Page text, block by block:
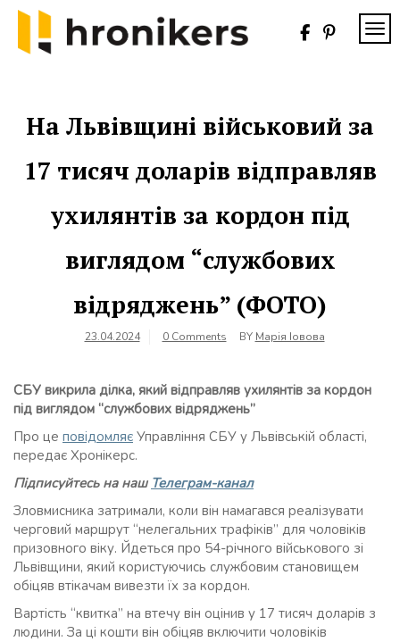
Skip
content
На Львівщині військовий за
17 тисяч доларів відправляв
ухилянтів за кордон під
виглядом “службових
відряджень” (ФОТО)
23.04.2024 0 Comments BY Марія Іовова
СБУ викрила ділка, який відправляв ухилянтів за кордон
під виглядом “службових відряджень”
Про це повідомляє Управління СБУ у Львівській області,
передає Хронікерс.
Підписуйтесь на наш Телеграм-канал
Зловмисника затримали, коли він намагався реалізувати
черговий маршрут “нелегальних трафіків” для чоловіків
призовного віку. Йдеться про 54-річного військового зі
Львівщини, який користуючись службовим становищем
обіцяв втікачам вивезти їх за кордон.
Вартість “квитка” на втечу він оцінив у 17 тисяч доларів з
людини. За ці кошти він обіцяв включити чоловіків